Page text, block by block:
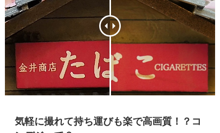
気軽に撮れて持ち運びも楽で高画質！？コ